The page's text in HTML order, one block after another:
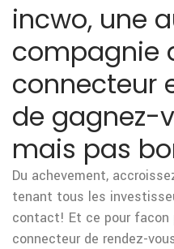
incwo, une
compagnie
connecteur
de gagnez-
mais pas
Du achevement,
tenant tous les
contact! Et ce pour
connecteur de rendez-